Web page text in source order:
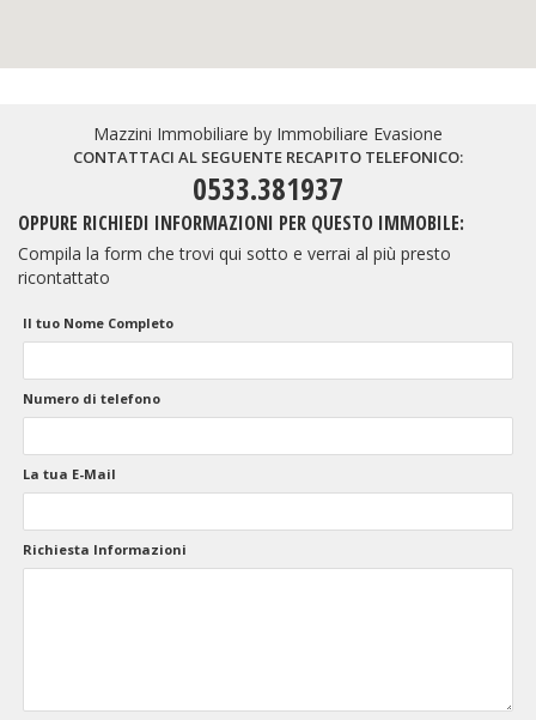
Mazzini Immobiliare by Immobiliare Evasione
CONTATTACI AL SEGUENTE RECAPITO TELEFONICO:
0533.381937
OPPURE RICHIEDI INFORMAZIONI PER QUESTO IMMOBILE:
Compila la form che trovi qui sotto e verrai al più presto
ricontattato
Il tuo Nome Completo
Numero di telefono
La tua E-Mail
Richiesta Informazioni